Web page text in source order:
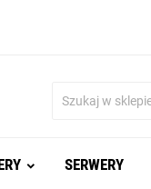
SERWERY